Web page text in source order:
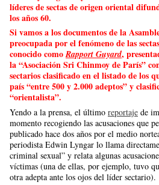
líderes de sectas de origen oriental
los años 60.
Si vamos a los documentos de la
preocupada por el fenómeno de las
conocido comoRapport Guyard,
la “Asociación Sri Chinmoy de París”
sectarios clasificado en el listado de los
país “entre 500 y 2.000 adeptos” y
“orientalista”.
Yendo a la prensa, el último reportaje de
momento recogiendo las acusaciones que
publicado hace dos años por el medio
periodista Edwin Lyngar lo llama
criminal sexual” y relata algunas
víctimas (una de ellas, por ejemplo, tuvo
otra adepta ante los ojos del líder sectario).